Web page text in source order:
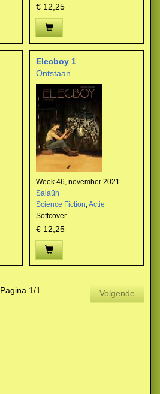
€ 12,25
Elecboy 1
Ontstaan
Week 46, november 2021
Salaün
Science Fiction,Actie
Softcover
€ 12,25
Pagina 1/1 Volgende